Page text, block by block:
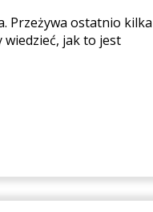
Przeżywa ostatnio kilka
wiedzieć, jak to jest